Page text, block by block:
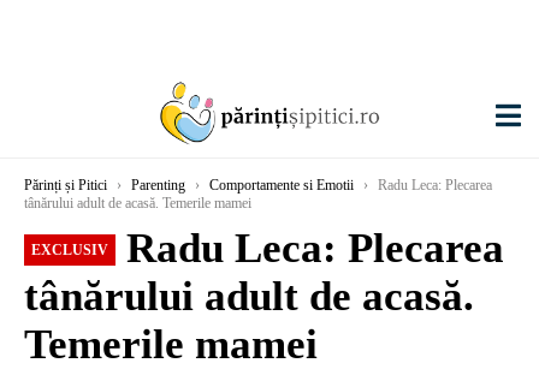
Părinți și Pitici › Parenting › Comportamente si Emotii ›
Radu Leca: Plecarea
tânărului adult de acasă. Temerile mamei
EXCLUSIV
Radu Leca: Plecarea
tânărului adult de acasă.
Temerile mamei